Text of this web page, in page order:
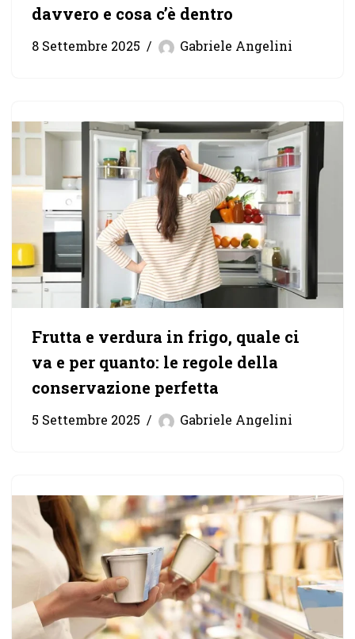
davvero e cosa c’è dentro
8 Settembre 2025 Gabriele Angelini
Frutta e verdura in frigo, quale ci
va e per quanto: le regole della
conservazione perfetta
5 Settembre 2025 Gabriele Angelini